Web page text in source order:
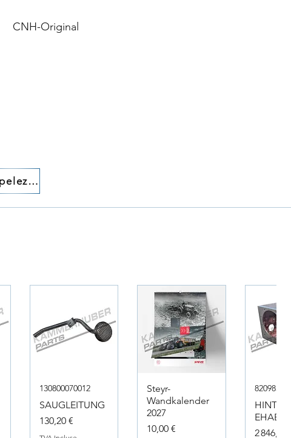
CNH-Original
Appelez-nous!
130800070012
SAUGLEITUNG
Prix
130,20 €
Steyr-
Wandkalender
2027
Prix
10,00 €
Prix
2 846,40